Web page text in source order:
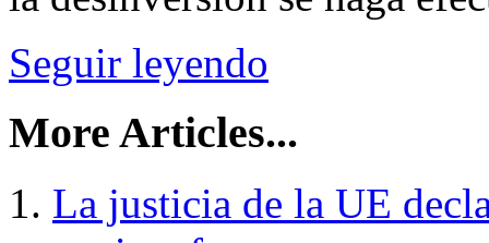
Seguir leyendo
More Articles...
La justicia de la UE